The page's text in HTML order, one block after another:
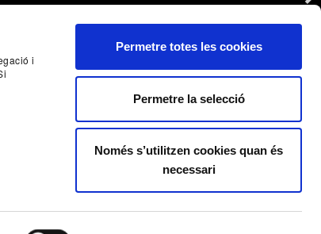
i
Permetre totes les cookies
Permetre la selecció
Només s’utilitzen cookies quan és
necessari